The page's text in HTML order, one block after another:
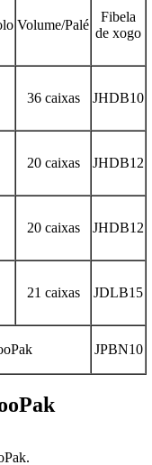
Volume/Palé
Fibela
de xogo
36 caixas JHDB10
20 caixas JHDB12
20 caixas JHDB12
21 caixas JDLB15
JPBN10